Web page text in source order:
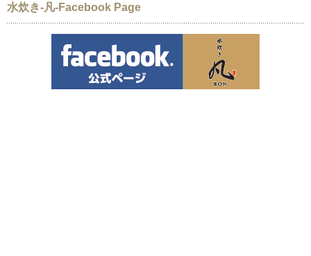
水炊き-凡-Facebook Page